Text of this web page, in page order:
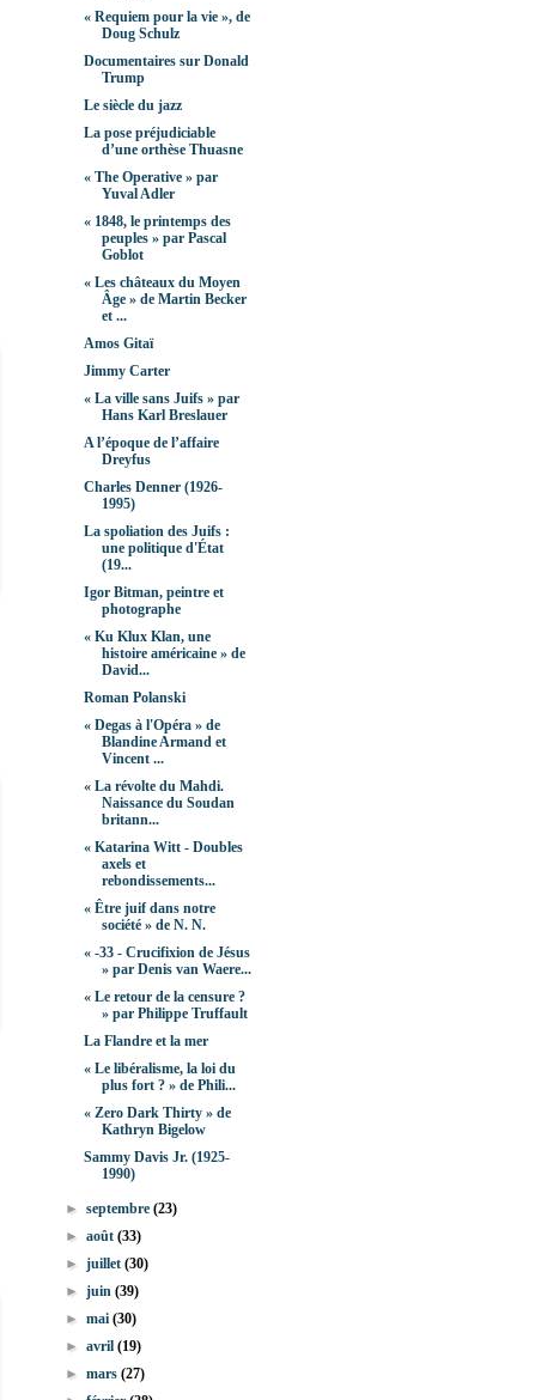
« Requiem pour la vie », de
Doug Schulz
Documentaires sur Donald
Trump
Le siècle du jazz
La pose préjudiciable
d’une orthèse Thuasne
« The Operative » par
Yuval Adler
« 1848, le printemps des
peuples » par Pascal
Goblot
« Les châteaux du Moyen
Âge » de Martin Becker
et ...
Amos Gitaï
Jimmy Carter
« La ville sans Juifs » par
Hans Karl Breslauer
A l’époque de l’affaire
Dreyfus
Charles Denner (1926-
1995)
La spoliation des Juifs :
une politique d'État
(19...
Igor Bitman, peintre et
photographe
« Ku Klux Klan, une
histoire américaine » de
David...
Roman Polanski
« Degas à l'Opéra » de
Blandine Armand et
Vincent ...
« La révolte du Mahdi.
Naissance du Soudan
britann...
« Katarina Witt - Doubles
axels et
rebondissements...
« Être juif dans notre
société » de N. N.
« -33 - Crucifixion de Jésus
» par Denis van Waere...
« Le retour de la censure ?
» par Philippe Truffault
La Flandre et la mer
« Le libéralisme, la loi du
plus fort ? » de Phili...
« Zero Dark Thirty » de
Kathryn Bigelow
Sammy Davis Jr. (1925-
1990)
►septembre(23)
►août(33)
►juillet(30)
►juin(39)
►mai(30)
►avril(19)
►mars(27)